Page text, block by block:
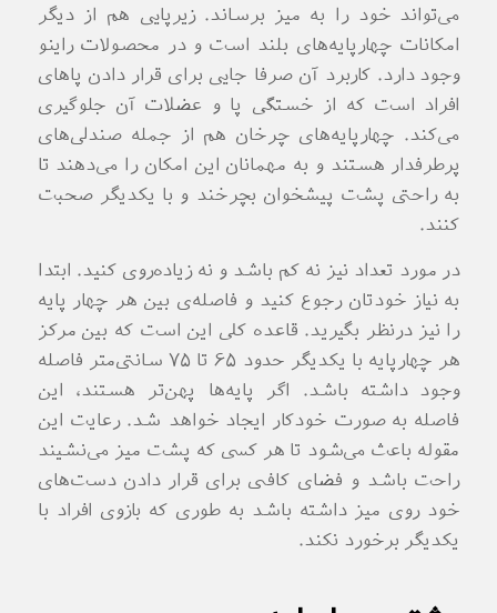
می‌تواند خود را به میز برساند. زیرپایی هم از دیگر
امکانات چهارپایه‌های بلند است و در محصولات راینو
وجود دارد. کاربرد آن صرفا جایی برای قرار دادن پاهای
افراد است که از خستگی پا و عضلات آن جلوگیری
می‌کند. چهارپایه‌های چرخان هم از جمله صندلی‌های
پرطرفدار هستند و به مهمانان این امکان را می‌دهند تا
به راحتی پشت پیشخوان بچرخند و با یکدیگر صحبت
کنند.
در مورد تعداد نیز نه کم باشد و نه زیاده‌روی کنید. ابتدا
به نیاز خودتان رجوع کنید و فاصله‌ی بین هر چهار پایه
را نیز درنظر بگیرید. قاعده کلی این است که بین مرکز
هر چهارپایه با یکدیگر حدود 65 تا 75 سانتی‌متر فاصله
وجود داشته باشد. اگر پایه‌ها پهن‌تر هستند، این
فاصله به صورت خودکار ایجاد خواهد شد. رعایت این
مقوله باعث می‌شود تا هر کسی که پشت میز می‌نشیند
راحت باشد و فضای کافی برای قرار دادن دست‌های
خود روی میز داشته باشد به طوری که بازوی افراد با
یکدیگر برخورد نکند.